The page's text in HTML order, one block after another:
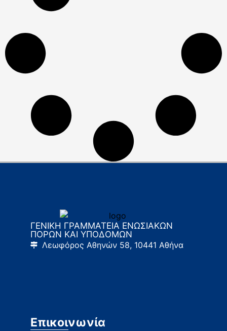
ΓΕΝΙΚΗ ΓΡΑΜΜΑΤΕΙΑ ΕΝΩΣΙΑΚΩΝ
ΠΟΡΩΝ ΚΑΙ ΥΠΟΔΟΜΩΝ
Λεωφόρος Αθηνών 58, 10441 Αθήνα
Επικοινωνία